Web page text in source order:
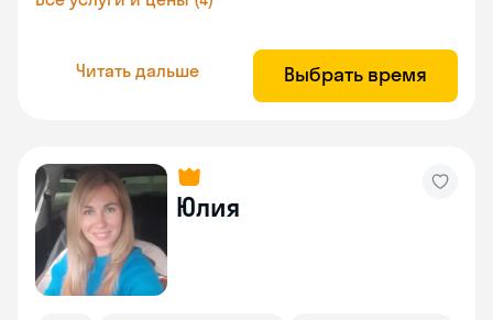
Читать дальше Выбрать время
Юлия